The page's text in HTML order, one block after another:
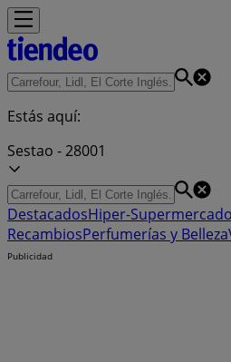
Estás aquí:
Sestao - 28001
DestacadosHiper-
RecambiosPerfumerías y Belleza
Publicidad